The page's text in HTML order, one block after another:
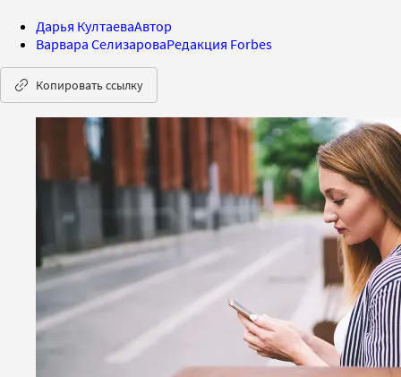
Дарья КултаеваАвтор
Варвара СелизароваРедакция Forbes
Копировать ссылку